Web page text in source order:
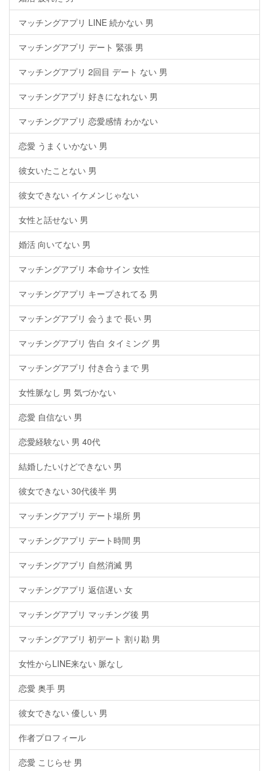
マッチングアプリ LINE 続かない 男
マッチングアプリ デート 緊張 男
マッチングアプリ 2回目 デート ない 男
マッチングアプリ 好きになれない 男
マッチングアプリ 恋愛感情 わかない
恋愛 うまくいかない 男
彼女いたことない 男
彼女できない イケメンじゃない
女性と話せない 男
婚活 向いてない 男
マッチングアプリ 本命サイン 女性
マッチングアプリ キープされてる 男
マッチングアプリ 会うまで 長い 男
マッチングアプリ 告白 タイミング 男
マッチングアプリ 付き合うまで 男
女性脈なし 男 気づかない
恋愛 自信ない 男
恋愛経験ない 男 40代
結婚したいけどできない 男
彼女できない 30代後半 男
マッチングアプリ デート場所 男
マッチングアプリ デート時間 男
マッチングアプリ 自然消滅 男
マッチングアプリ 返信遅い 女
マッチングアプリ マッチング後 男
マッチングアプリ 初デート 割り勘 男
女性からLINE来ない 脈なし
恋愛 奥手 男
彼女できない 優しい 男
作者プロフィール
恋愛 こじらせ 男